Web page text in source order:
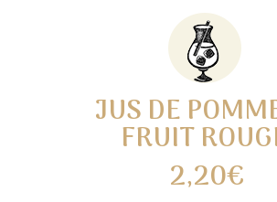
JUS DE
FRUIT
2,20€